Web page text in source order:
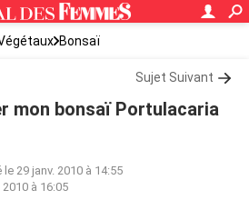
Bonsaï
Sujet Suivant
mon bonsaï Portulacaria
29 janv. 2010 à 14:55
2010 à 16:05